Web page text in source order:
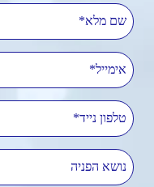
שם מלא
אימייל
טלפון נייד
נושא הפניה